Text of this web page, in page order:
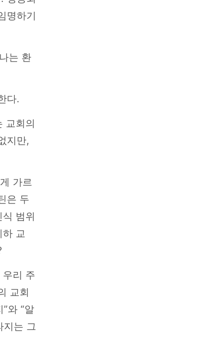
명하기
는 환
다.
교회의
지만,
가르
은 두
범위
교
리 주
교회
와 “알
지는 그